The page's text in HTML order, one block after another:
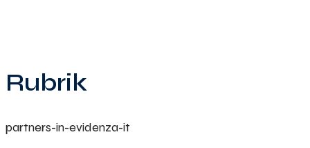
Rubrik
partners-in-evidenza-it